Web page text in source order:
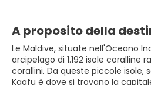
A proposito della
Le Maldive, situate nell'Oceano
arcipelago di 1.192 isole coralline
corallini. Da queste piccole isole,
Kaafu è dove si trovano la